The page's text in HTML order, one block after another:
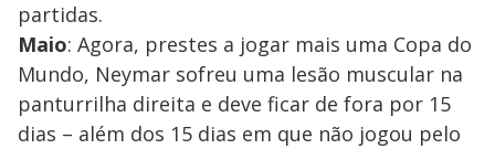
partidas.
Maio: Agora, prestes a jogar mais uma Copa do
Mundo, Neymar sofreu uma lesão muscular na
panturrilha direita e deve ficar de fora por 15
dias – além dos 15 dias em que não jogou pelo